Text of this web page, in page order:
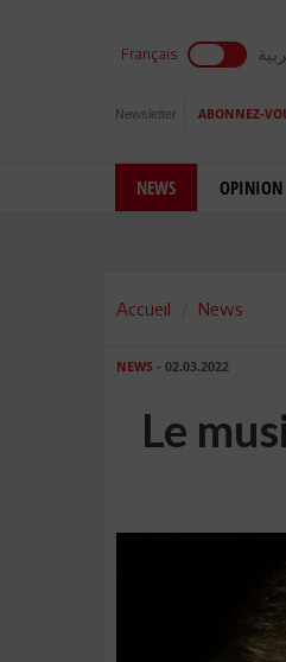
Français
Newsletter ABONNEZ-
NEWS OPINION
Accueil News
NEWS - 02.03.2022
Le